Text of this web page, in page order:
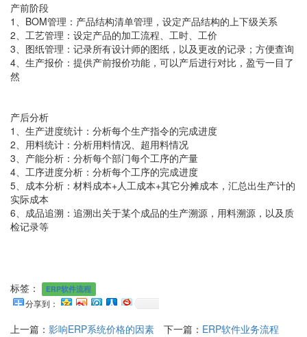
产前阶段
1、BOM管理：产品结构清单管理，设定产品结构的上下级关系
2、工艺管理：设定产品的加工流程、工时、工价
3、图纸管理：记录所有设计师的图纸，以及更改的记录；方便查询
4、生产报价：提供产前报价功能，可以产后进行对比，盈亏一目了
然
产后分析
1、生产进度统计：分析每个生产指令的完成进度
2、用料统计：分析用料情况、超用料情况
3、产能分析：分析每个部门每个工序的产量
4、工序进度分析：分析每个工序的完成进度
5、成本分析：材料成本+人工成本+其它分摊成本，汇总出生产计的
实际成本
6、成品追溯：追溯出关于某个成品的生产溯源，用料溯源，以及质
检记录等
标签： ERP软件流程
分享到：
上一篇： 影响ERP系统价格的因素 下一篇： ERP软件业务流程